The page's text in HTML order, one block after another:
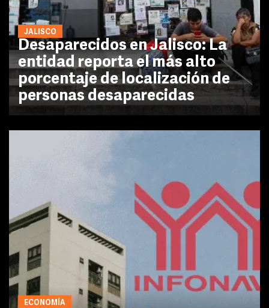
JALISCO
Desaparecidos en Jalisco: La
entidad reporta el más alto
porcentaje de localización de
personas desaparecidas
ECONOMÍA